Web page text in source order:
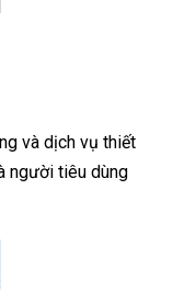
và dịch vụ thiết
người tiêu dùng